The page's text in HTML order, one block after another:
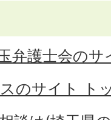
弁護士会の
のサイト ト